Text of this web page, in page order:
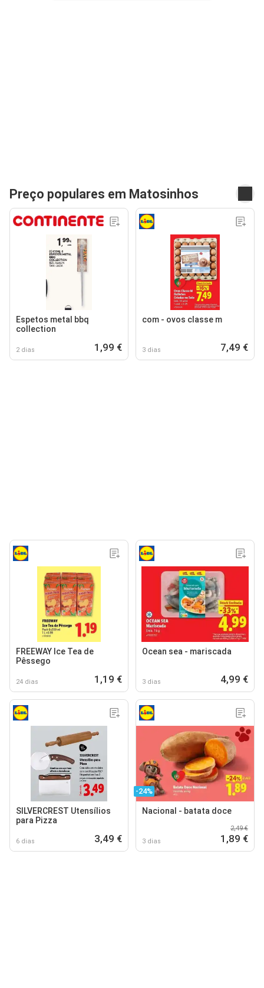
Preço populares em Matosinhos
Espetos metal bbq
collection
2 dias 1,99 €
com - ovos classe m
3 dias 7,49 €
FREEWAY Ice Tea de
Pêssego
24 dias 1,19 €
Ocean sea - mariscada
3 dias 4,99 €
SILVERCREST Utensílios
para Pizza
6 dias 3,49 €
-24%
Nacional - batata doce
3 dias
2,49 €
1,89 €